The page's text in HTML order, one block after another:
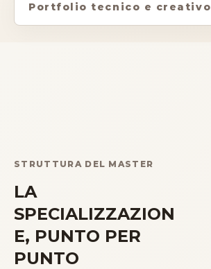
Portfolio tecnico e creativo
STRUTTURA DEL MASTER
LA
SPECIALIZZAZION
E, PUNTO PER
PUNTO